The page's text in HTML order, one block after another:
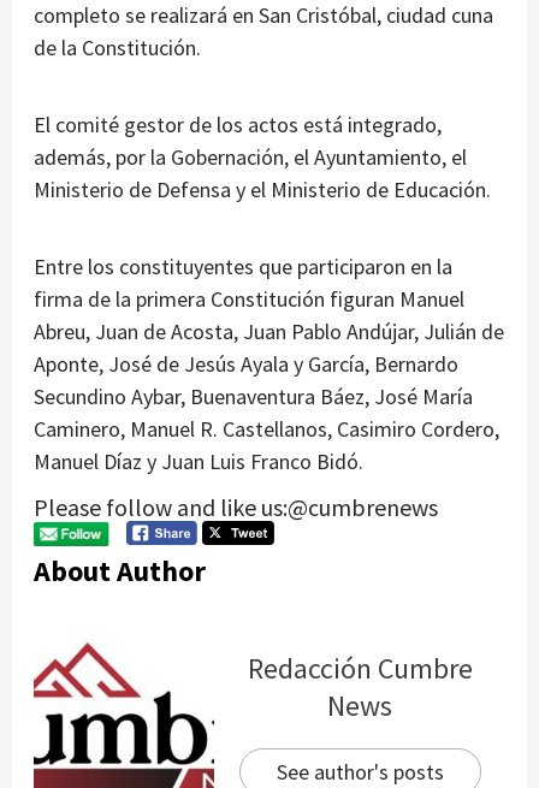
completo se realizará en San Cristóbal, ciudad cuna
de la Constitución.
El comité gestor de los actos está integrado,
además, por la Gobernación, el Ayuntamiento, el
Ministerio de Defensa y el Ministerio de Educación.
Entre los constituyentes que participaron en la
firma de la primera Constitución figuran Manuel
Abreu, Juan de Acosta, Juan Pablo Andújar, Julián de
Aponte, José de Jesús Ayala y García, Bernardo
Secundino Aybar, Buenaventura Báez, José María
Caminero, Manuel R. Castellanos, Casimiro Cordero,
Manuel Díaz y Juan Luis Franco Bidó.
Please follow and like us:@cumbrenews
About Author
Redacción Cumbre
News
See author's posts